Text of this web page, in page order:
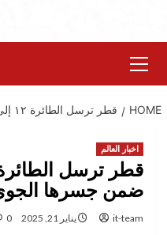
Menu
HOME قطر ترسل الطائرة ١٢ إلى دمشق ضمن جسرها الجوي
اخبار العالم
ضمن جسرها
it-team يناير 21, 2025 0